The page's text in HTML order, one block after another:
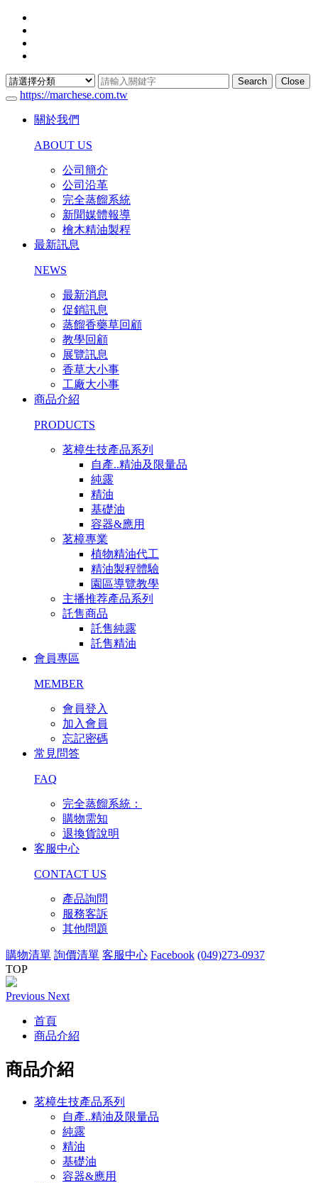
Search Close
https://marchese.com.tw
關於我們
ABOUT US
公司簡介
公司沿革
完全蒸餾系統
新聞媒體報導
檜木精油製程
最新訊息
NEWS
最新消息
促銷訊息
蒸餾香藥草回顧
教學回顧
展覽訊息
香草大小事
工廠大小事
商品介紹
PRODUCTS
茗樟生技產品系列
自產..精油及限量品
純露
精油
基礎油
容器&應用
茗樟專業
植物精油代工
精油製程體驗
園區導覽教學
主播推荐產品系列
託售商品
託售純露
託售精油
會員專區
MEMBER
會員登入
加入會員
忘記密碼
常見問答
FAQ
完全蒸餾系統：
購物需知
退換貨說明
客服中心
CONTACT US
產品詢問
服務客訴
其他問題
購物清單 詢價清單 客服中心 Facebook (049)273-0937
TOP
Previous Next
首頁
商品介紹
商品介紹
茗樟生技產品系列
自產..精油及限量品
純露
精油
基礎油
容器&應用